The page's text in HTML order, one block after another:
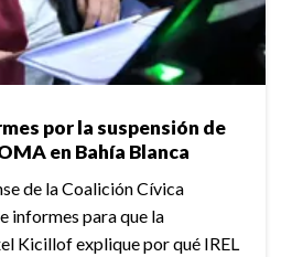
por la suspensión de
en Bahía Blanca
de la Coalición Cívica
informes para que la
Kicillof explique por qué IREL